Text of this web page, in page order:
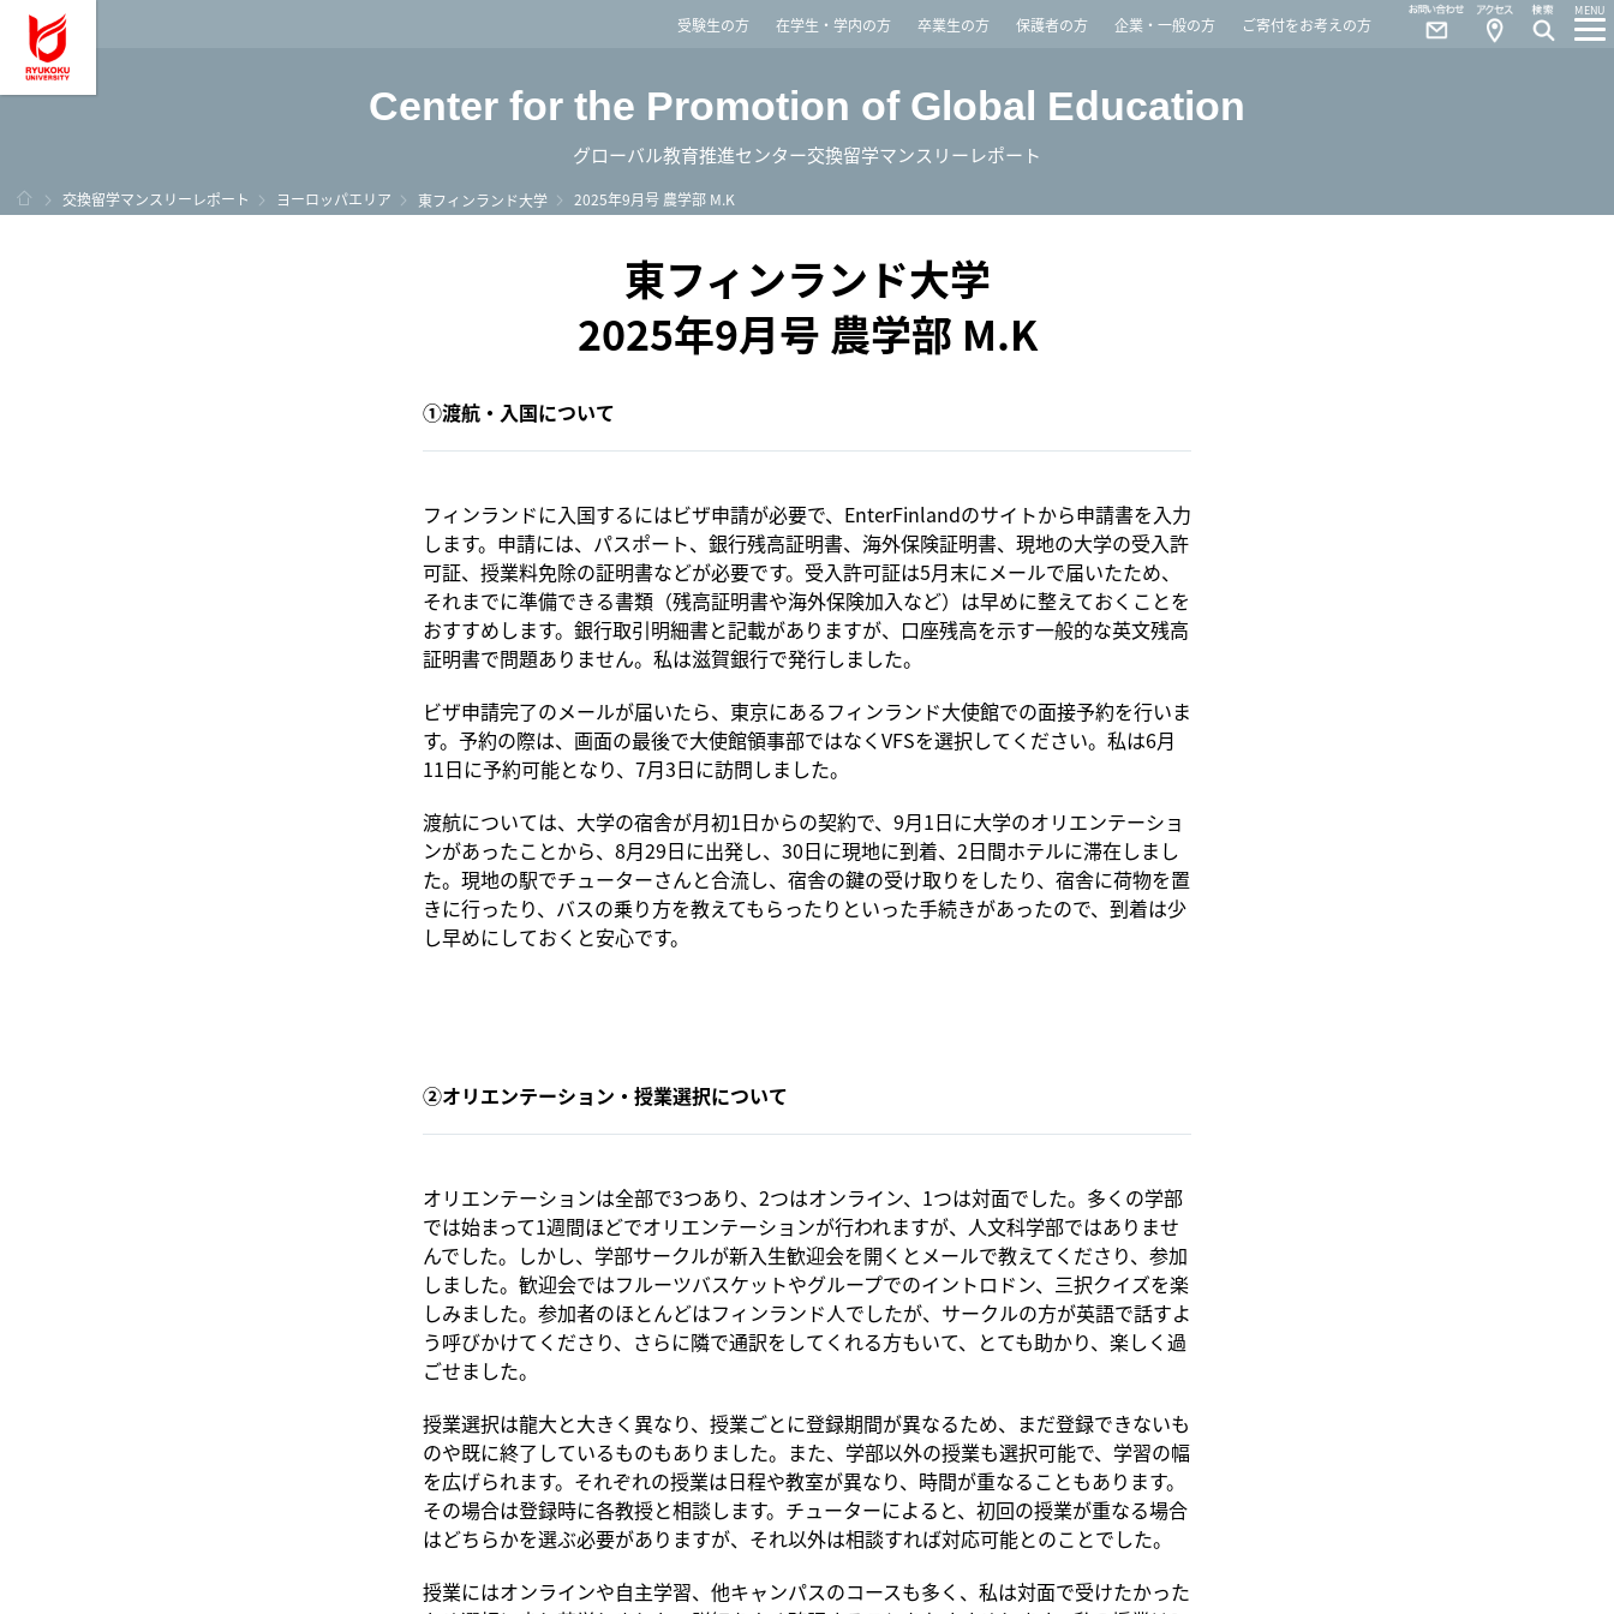
龍谷大学 You, Unlimited受験生の方 在学生・学内の方 卒業生の方 保護者の方 企業・一般の方 ご寄付をお考えの方
MENU
Access
Contact
Center for the Promotion of Global Education
グローバル教育推進センター交換留学マンスリーレポート
ホーム
交換留学マンスリーレポート ヨーロッパエリア 東フィンランド大学 2025年9月号 農学部 M.K
東フィンランド大学
2025年9月号 農学部 M.K
①渡航・入国について
フィンランドに入国するにはビザ申請が必要で、EnterFinlandのサイトから申請書を入力
します。申請には、パスポート、銀行残高証明書、海外保険証明書、現地の大学の受入許
可証、授業料免除の証明書などが必要です。受入許可証は5月末にメールで届いたため、
それまでに準備できる書類（残高証明書や海外保険加入など）は早めに整えておくことを
おすすめします。銀行取引明細書と記載がありますが、口座残高を示す一般的な英文残高
証明書で問題ありません。私は滋賀銀行で発行しました。
ビザ申請完了のメールが届いたら、東京にあるフィンランド大使館での面接予約を行いま
す。予約の際は、画面の最後で大使館領事部ではなくVFSを選択してください。私は6月
11日に予約可能となり、7月3日に訪問しました。
渡航については、大学の宿舎が月初1日からの契約で、9月1日に大学のオリエンテーショ
ンがあったことから、8月29日に出発し、30日に現地に到着、2日間ホテルに滞在しまし
た。現地の駅でチューターさんと合流し、宿舎の鍵の受け取りをしたり、宿舎に荷物を置
きに行ったり、バスの乗り方を教えてもらったりといった手続きがあったので、到着は少
し早めにしておくと安心です。
②オリエンテーション・授業選択について
オリエンテーションは全部で3つあり、2つはオンライン、1つは対面でした。多くの学部
では始まって1週間ほどでオリエンテーションが行われますが、人文科学部ではありませ
んでした。しかし、学部サークルが新入生歓迎会を開くとメールで教えてくださり、参加
しました。歓迎会ではフルーツバスケットやグループでのイントロドン、三択クイズを楽
しみました。参加者のほとんどはフィンランド人でしたが、サークルの方が英語で話すよ
う呼びかけてくださり、さらに隣で通訳をしてくれる方もいて、とても助かり、楽しく過
ごせました。
授業選択は龍大と大きく異なり、授業ごとに登録期間が異なるため、まだ登録できないも
のや既に終了しているものもありました。また、学部以外の授業も選択可能で、学習の幅
を広げられます。それぞれの授業は日程や教室が異なり、時間が重なることもあります。
その場合は登録時に各教授と相談します。チューターによると、初回の授業が重なる場合
はどちらかを選ぶ必要がありますが、それ以外は相談すれば対応可能とのことでした。
授業にはオンラインや自主学習、他キャンパスのコースも多く、私は対面で受けたかった